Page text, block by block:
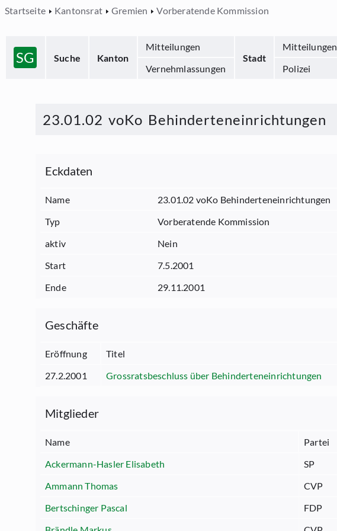
Startseite Kantonsrat Gremien Vorberatende Kommission
SG Suche Kanton
Mitteilungen
Stadt
Mitteilungen
Vernehmlassungen
Polizei
23.01.02 voKo Behinderteneinrichtungen
Eckdaten
Name
23.01.02 voKo Behinderteneinrichtungen
Typ
Vorberatende Kommission
aktiv
Nein
Start
7.5.2001
Ende
29.11.2001
Geschäfte
Eröffnung Titel
27.2.2001
Grossratsbeschluss über Behinderteneinrichtungen
Mitglieder
Name Partei
Ackermann-Hasler Elisabeth
SP
Ammann Thomas
CVP
Bertschinger Pascal
FDP